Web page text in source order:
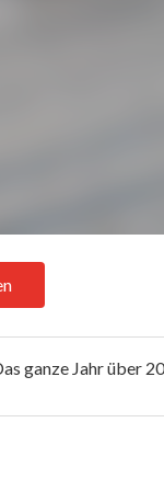
ganze Jahr über